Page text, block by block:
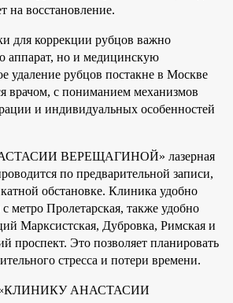
на восстановление.
для коррекции рубцов важно
аппарат, но и медицинскую
удаление рубцов постакне в Москве
врачом, с пониманием механизмов
и индивидуальных особенностей
ВЕРЕЩАГИНОЙ» лазерная
по предварительной записи,
обстановке. Клиника удобно
метро Пролетарская, также удобно
Марксистская, Дубровка, Римская и
проспект. Это позволяет планировать
стресса и потери времени.
«КЛИНИКУ АНАСТАСИИ